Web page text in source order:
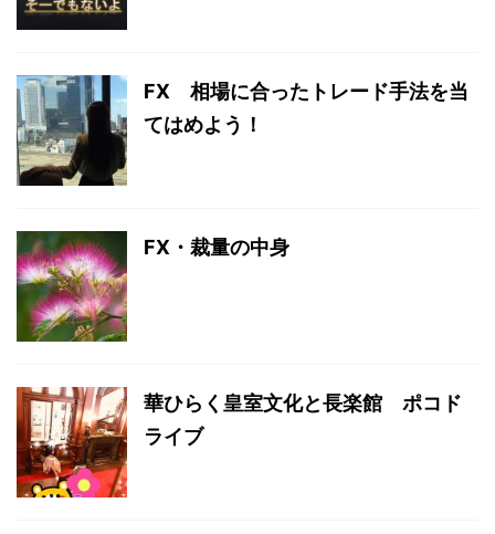
FX 相場に合ったトレード手法を当
てはめよう！
FX・裁量の中身
華ひらく皇室文化と長楽館 ポコド
ライブ